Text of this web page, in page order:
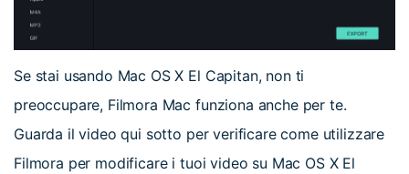
Se stai usando Mac OS X El Capitan, non ti
preoccupare, Filmora Mac funziona anche per te.
Guarda il video qui sotto per verificare come utilizzare
Filmora per modificare i tuoi video su Mac OS X El